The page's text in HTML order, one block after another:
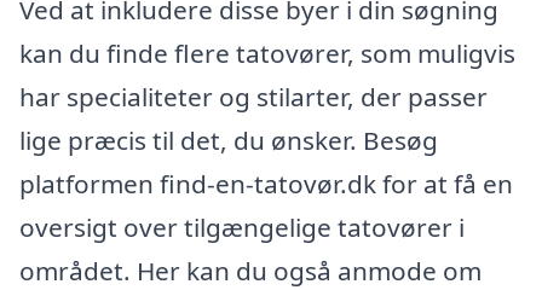
Ved at inkludere disse byer i din søgning
kan du finde flere tatovører, som muligvis
har specialiteter og stilarter, der passer
lige præcis til det, du ønsker. Besøg
platformen find-en-tatovør.dk for at få en
oversigt over tilgængelige tatovører i
området. Her kan du også anmode om